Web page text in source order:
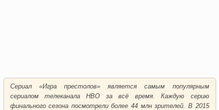
Сериал «Игра престолов» является самым популярным
сериалом телеканала HBO за всё время. Каждую серию
финального сезона посмотрели более 44 млн зрителей. В 2015